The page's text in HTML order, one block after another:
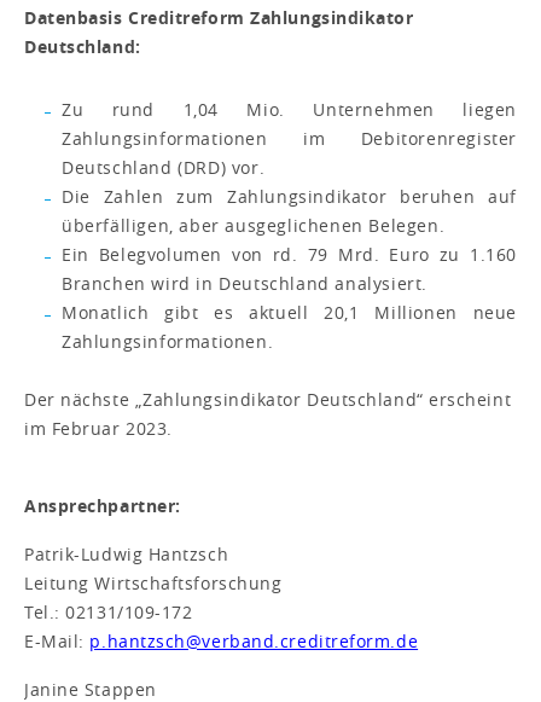
Datenbasis Creditreform Zahlungsindikator
Deutschland:
Zu rund 1,04 Mio. Unternehmen liegen
Zahlungsinformationen im Debitorenregister
Deutschland (DRD) vor.
Die Zahlen zum Zahlungsindikator beruhen auf
überfälligen, aber ausgeglichenen Belegen.
Ein Belegvolumen von rd. 79 Mrd. Euro zu 1.160
Branchen wird in Deutschland analysiert.
Monatlich gibt es aktuell 20,1 Millionen neue
Zahlungsinformationen.
Der nächste „Zahlungsindikator Deutschland“ erscheint
im Februar 2023.
Ansprechpartner:
Patrik-Ludwig Hantzsch
Leitung Wirtschaftsforschung
Tel.: 02131/109-172
E-Mail: p.hantzsch@verband.creditreform.de
Janine Stappen